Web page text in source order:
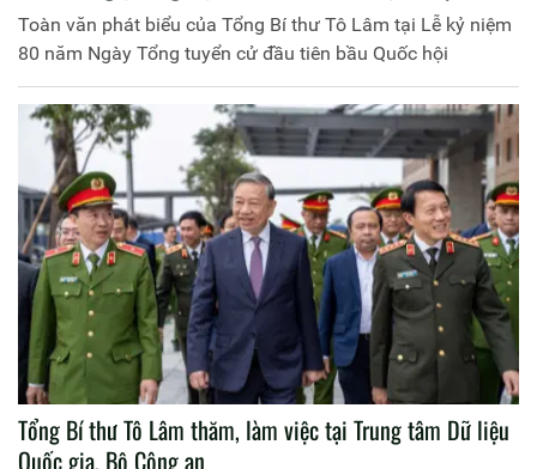
Toàn văn phát biểu của Tổng Bí thư Tô Lâm tại Lễ kỷ niệm
80 năm Ngày Tổng tuyển cử đầu tiên bầu Quốc hội
Tổng Bí thư Tô Lâm thăm, làm việc tại Trung tâm Dữ liệu
Quốc gia, Bộ Công an